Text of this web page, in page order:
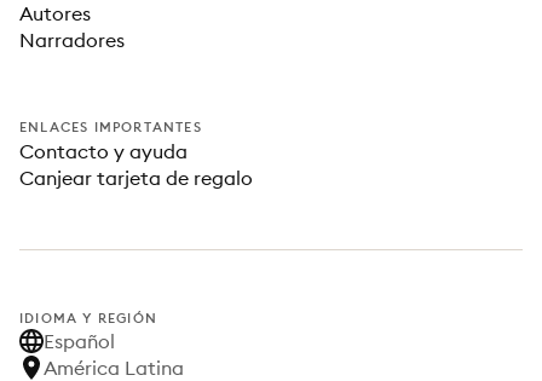
Autores
Narradores
ENLACES IMPORTANTES
Contacto y ayuda
Canjear tarjeta de regalo
IDIOMA Y REGIÓN
Español
América Latina